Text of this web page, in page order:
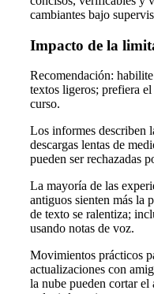
cambiantes bajo
Impacto de la
Recomendación:
textos ligeros; prefiera
curso.
Los informes describen
descargas lentas de
pueden ser rechazadas
La mayoría de las
antiguos sienten más la
de texto se ralentiza;
usando notas de voz.
Movimientos prácticos
actualizaciones con
la nube pueden cortar el